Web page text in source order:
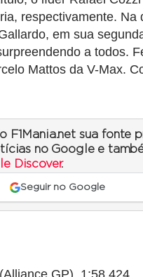
respectivamente. Na
em sua
a todos.
Mattos da V-Max.
F1Mania.net sua fonte
no Google e
Discover.
Seguir no Google